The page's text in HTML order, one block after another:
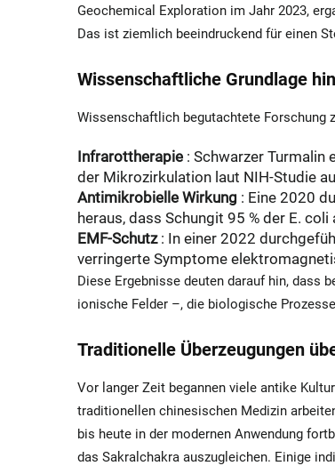
Geochemical Exploration im Jahr 2023,
Das ist ziemlich beeindruckend für einen
Wissenschaftliche Grundlage
Wissenschaftlich begutachtete Forschung
Infrarottherapie : Schwarzer
der Mikrozirkulation laut NIH-Studie
Antimikrobielle Wirkung : Eine 2020
heraus, dass Schungit 95 % der E. coli
EMF-Schutz : In einer 2022
verringerte Symptome
Diese Ergebnisse deuten darauf hin, dass
ionische Felder –, die biologische
Traditionelle Überzeugungen
Vor langer Zeit begannen viele antike
traditionellen chinesischen Medizin
bis heute in der modernen Anwendung
das Sakralchakra auszugleichen. Einige